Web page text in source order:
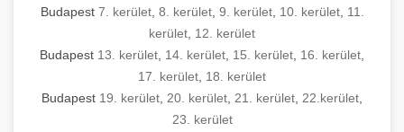
Budapest 7. kerület, 8. kerület, 9. kerület, 10. kerület, 11.
kerület 12. kerület
Budapest 13. kerület 14. kerület 15. kerület 16. kerület
17. kerület 18. kerület
Budapest 19. kerület 20. kerület 21. kerület 22.kerület
23. kerület